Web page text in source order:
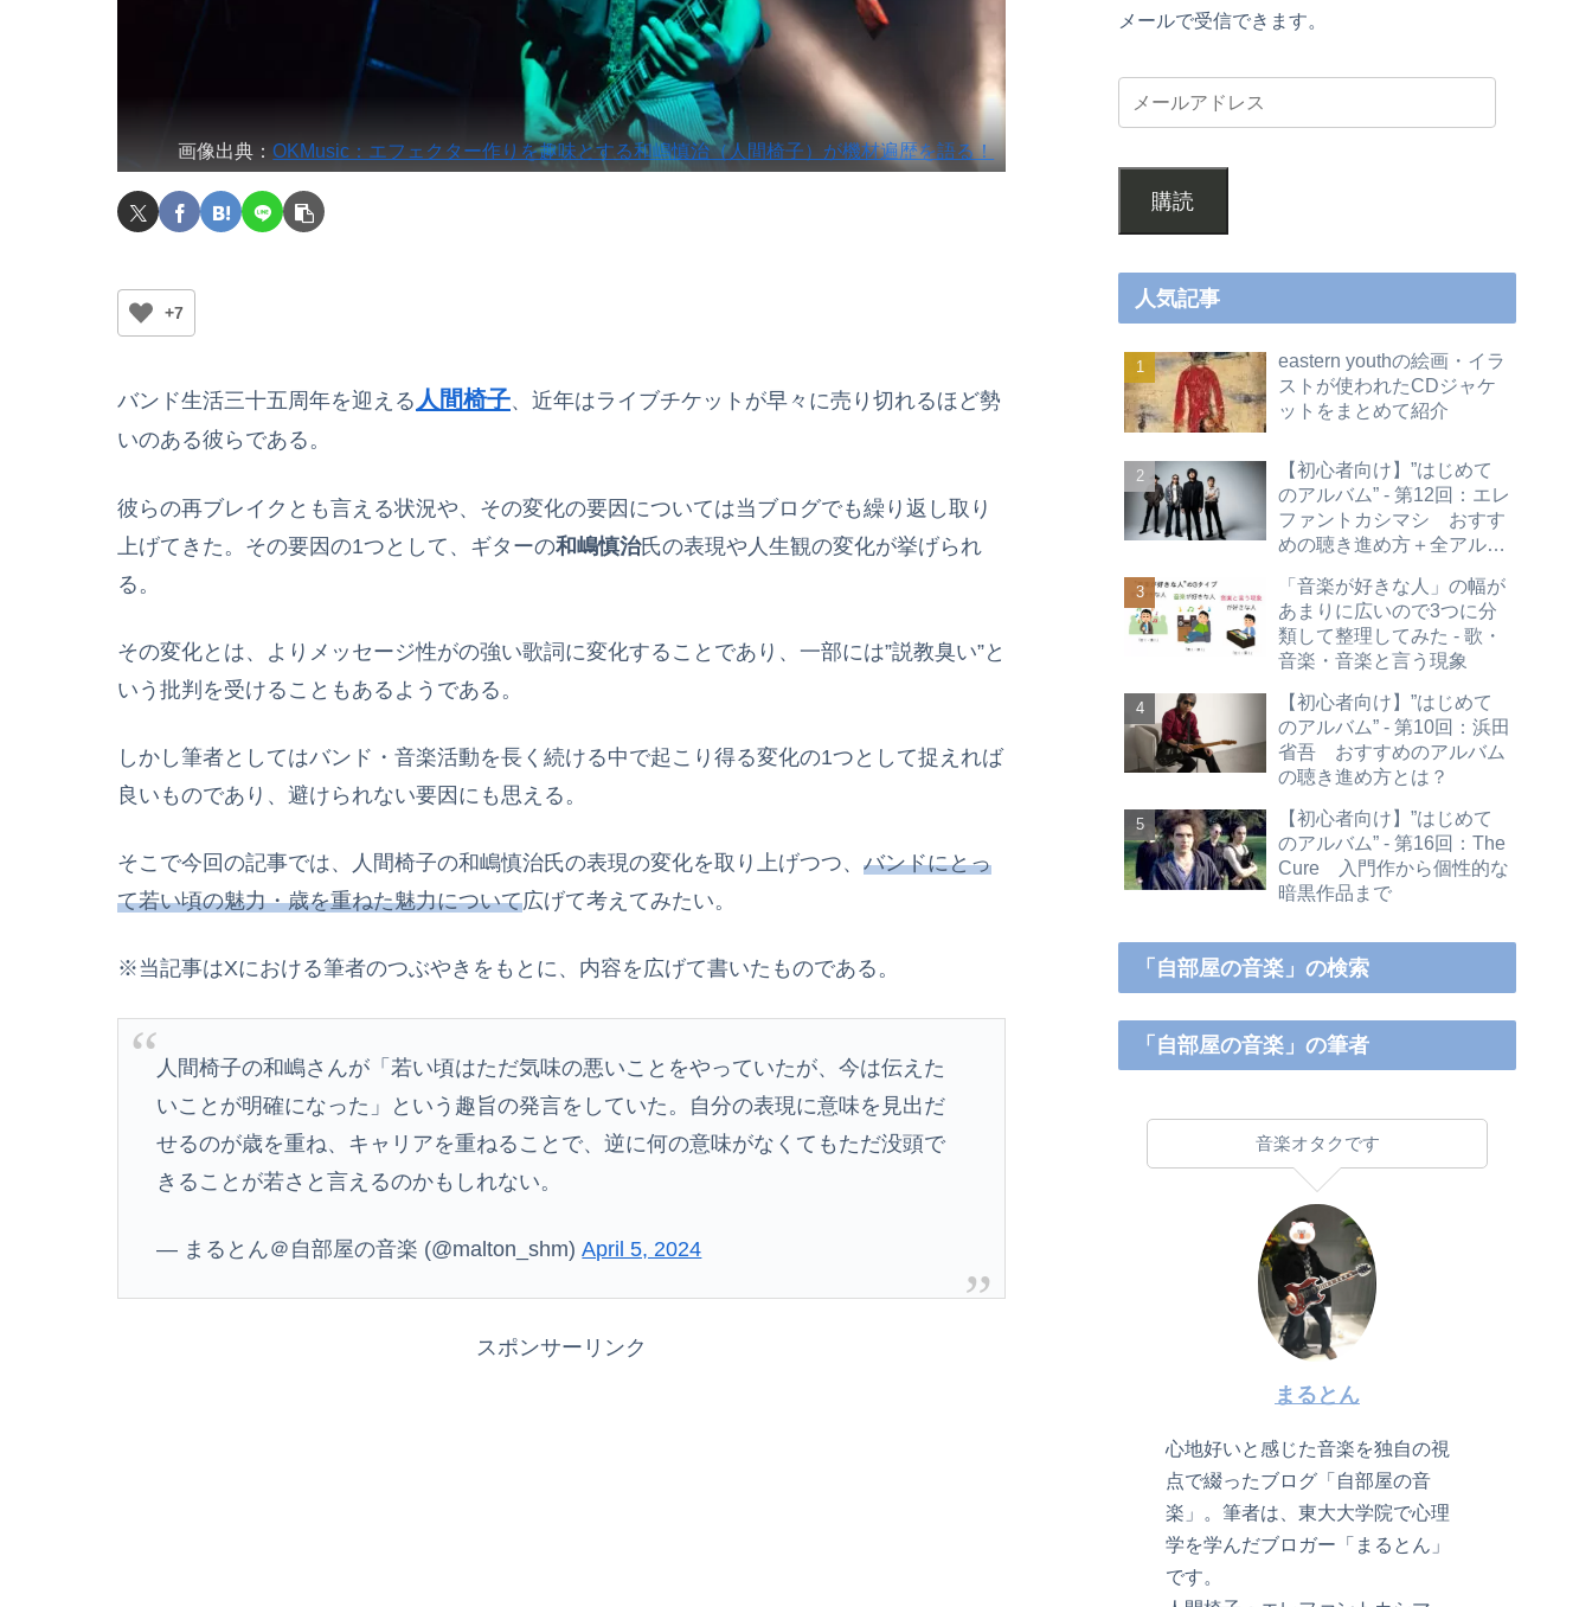
画像出典：OKMusic：エフェクター作りを趣味とする和嶋慎治（人間椅子）が機材遍歴を語る！
+7
バンド生活三十五周年を迎える 人間椅子、近年はライブチケットが早々に売り切れるほど勢
いのある彼らである。
彼らの再ブレイクとも言える状況や、その変化の要因については当ブログでも繰り返し取り
上げてきた。その要因の1つとして、ギターの和嶋慎治氏の表現や人生観の変化が挙げられ
る。
その変化とは、よりメッセージ性がの強い歌詞に変化することであり、一部には”説教臭い”と
いう批判を受けることもあるようである。
しかし筆者としてはバンド・音楽活動を長く続ける中で起こり得る変化の1つとして捉えれば
良いものであり、避けられない要因にも思える。
そこで今回の記事では、人間椅子の和嶋慎治氏の表現の変化を取り上げつつ、 バンドにとっ
て若い頃の魅力・歳を重ねた魅力について広げて考えてみたい。
※当記事はXにおける筆者のつぶやきをもとに、内容を広げて書いたものである。
人間椅子の和嶋さんが「若い頃はただ気味の悪いことをやっていたが、今は伝えた
いことが明確になった」という趣旨の発言をしていた。自分の表現に意味を見出だ
せるのが歳を重ね、キャリアを重ねることで、逆に何の意味がなくてもただ没頭で
きることが若さと言えるのかもしれない。
— まるとん＠自部屋の音楽 (@malton_shm)April 5, 2024
スポンサーリンク
メールで受信できます。
購読
人気記事
eastern youthの絵画・イラ
ストが使われたCDジャケ
ットをまとめて紹介
【初心者向け】”はじめて
のアルバム” - 第12回：エレ
ファントカシマシ おすす
めの聴き進め方＋全アルバ
「音楽が好きな人」の幅が
あまりに広いので3つに分
類して整理してみた - 歌・
音楽・音楽と言う現象
【初心者向け】”はじめて
のアルバム” - 第10回：浜田
省吾 おすすめのアルバム
の聴き進め方とは？
【初心者向け】”はじめて
のアルバム” - 第16回：The
Cure 入門作から個性的な
暗黒作品まで
「自部屋の音楽」の検索
「自部屋の音楽」の筆者
音楽オタクです
まるとん
心地好いと感じた音楽を独自の視
点で綴ったブログ「自部屋の音
楽」。筆者は、東大大学院で心理
学を学んだブロガー「まるとん」
です。